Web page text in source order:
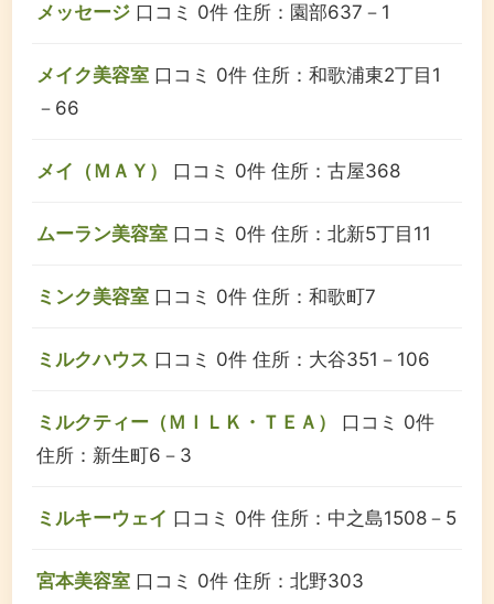
メッセージ 口コミ 0件 住所：園部637－1
メイク美容室 口コミ 0件 住所：和歌浦東2丁目1
－66
メイ（ＭＡＹ） 口コミ 0件 住所：古屋368
ムーラン美容室 口コミ 0件 住所：北新5丁目11
ミンク美容室 口コミ 0件 住所：和歌町7
ミルクハウス 口コミ 0件 住所：大谷351－106
ミルクティー（ＭＩＬＫ・ＴＥＡ）
口コミ 0件
住所：新生町6－3
ミルキーウェイ 口コミ 0件 住所：中之島1508－5
宮本美容室 口コミ 0件 住所：北野303